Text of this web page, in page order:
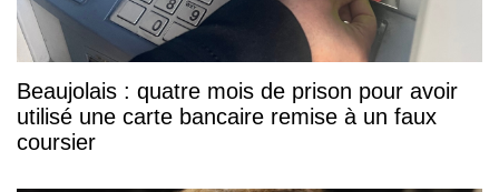
Beaujolais : quatre mois de prison pour avoir
utilisé une carte bancaire remise à un faux
coursier